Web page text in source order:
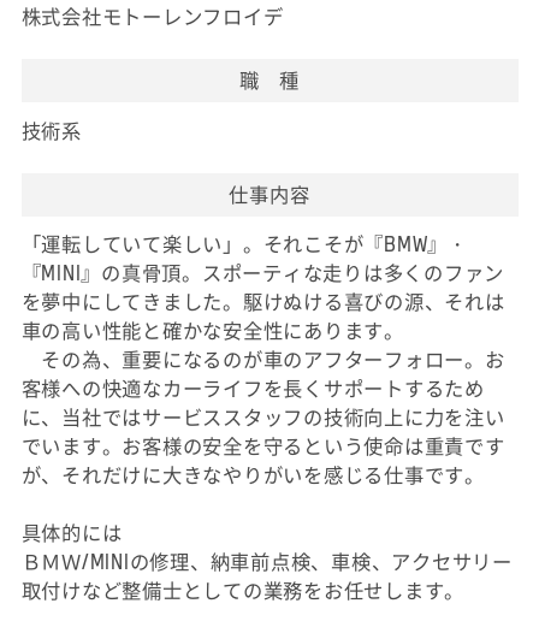
株式会社モトーレンフロイデ
職 種
技術系
仕事内容
「運転していて楽しい」。それこそが『BMW』・
『MINI』の真骨頂。スポーティな走りは多くのファン
を夢中にしてきました。駆けぬける喜びの源、それは
車の高い性能と確かな安全性にあります。
その為、重要になるのが車のアフターフォロー。お
客様への快適なカーライフを長くサポートするため
に、当社ではサービススタッフの技術向上に力を注い
でいます。お客様の安全を守るという使命は重責です
が、それだけに大きなやりがいを感じる仕事です。
具体的には
ＢＭＷ/MINIの修理、納車前点検、車検、アクセサリー
取付けなど整備士としての業務をお任せします。